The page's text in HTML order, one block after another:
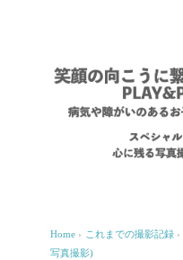
Home › これまでの撮影記録 ›
写真撮影)